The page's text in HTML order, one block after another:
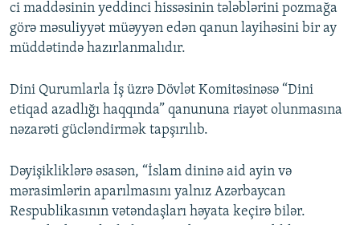
ci maddəsinin yeddinci hissəsinin tələblərini pozmağa
görə məsuliyyət müəyyən edən qanun layihəsini bir ay
müddətində hazırlanmalıdır.
Dini Qurumlarla İş üzrə Dövlət Komitəsinəsə “Dini
etiqad azadlığı haqqında” qanununa riayət olunmasına
nəzarəti gücləndirmək tapşırılıb.
Dəyişikliklərə əsasən, “İslam dininə aid ayin və
mərasimlərin aparılmasını yalnız Azərbaycan
Respublikasının vətəndaşları həyata keçirə bilər.